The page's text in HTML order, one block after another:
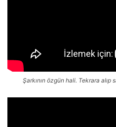
Şarkının özgün hali. Tekrara